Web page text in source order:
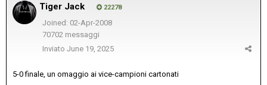
Tiger Jack 22278
Joined: 02-Apr-2008
70702 messaggi
Inviato June 19, 2025
5-0 finale, un omaggio ai vice-campioni cartonati